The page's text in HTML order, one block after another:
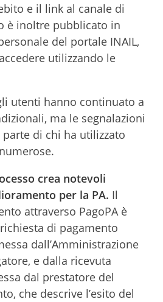
e il link al canale di
è inoltre pubblicato in
del portale INAIL,
utilizzando le
utenti hanno continuato a
ma le segnalazioni
di chi ha utilizzato
crea notevoli
per la PA. Il
attraverso PagoPA è
di pagamento
dall’Amministrazione
e dalla ricevuta
dal prestatore del
che descrive l’esito del